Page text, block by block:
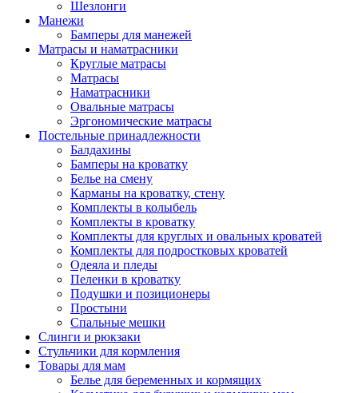
Шезлонги
Манежи
Бамперы для манежей
Матрасы и наматрасники
Круглые матрасы
Матрасы
Наматрасники
Овальные матрасы
Эргономические матрасы
Постельные принадлежности
Балдахины
Бамперы на кроватку
Белье на смену
Карманы на кроватку, стену
Комплекты в колыбель
Комплекты в кроватку
Комплекты для круглых и овальных кроватей
Комплекты для подростковых кроватей
Одеяла и пледы
Пеленки в кроватку
Подушки и позиционеры
Простыни
Спальные мешки
Слинги и рюкзаки
Стульчики для кормления
Товары для мам
Белье для беременных и кормящих